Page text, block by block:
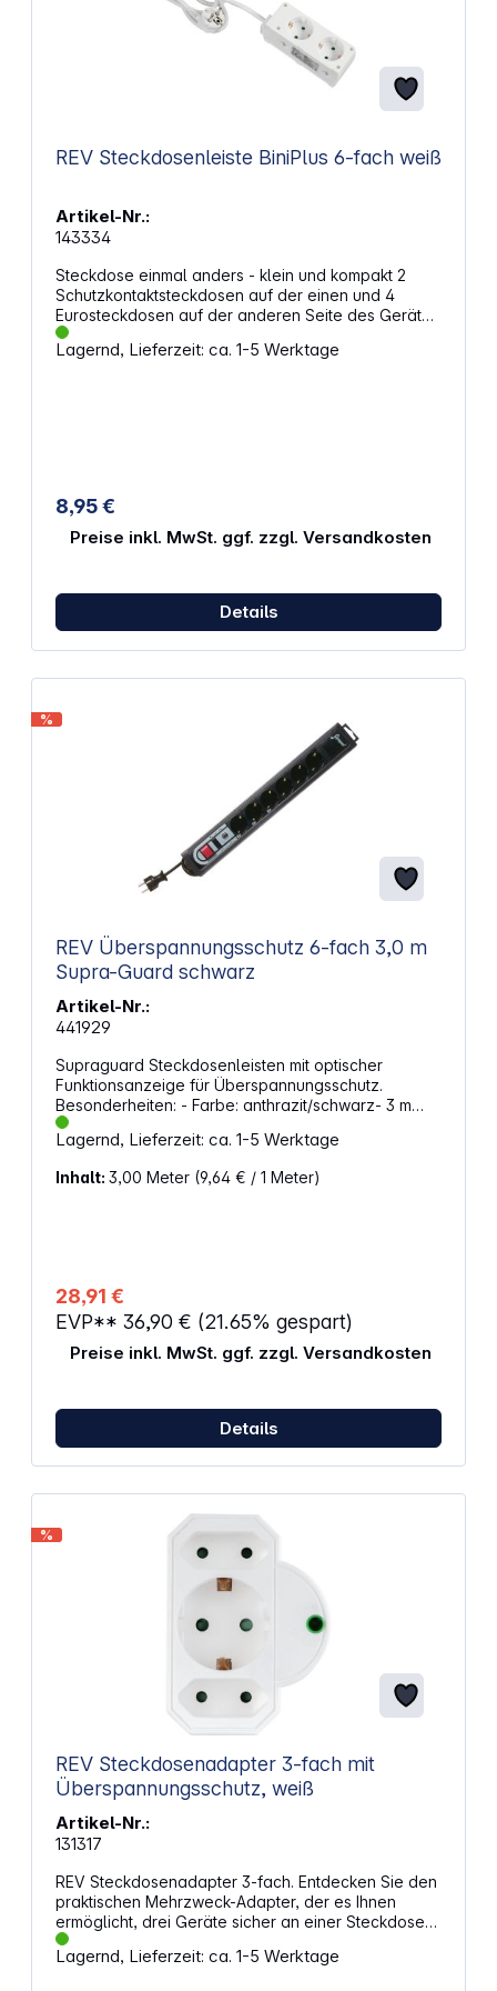
REV Steckdosenleiste BiniPlus 6-fach weiß
Artikel-Nr.:
143334
Steckdose einmal anders - klein und kompakt 2
Schutzkontaktsteckdosen auf der einen und 4
Eurosteckdosen auf der anderen Seite des Gerätes
6 Steckdosen auf engstem Raum Zuleitung 1,4 m,
H05VV-F 3G1,5 mm² 2 x 16 A + 4 x 2,5 A 230 V~, 16
Lagernd, Lieferzeit: ca. 1-5 Werktage
8,95 €
Preise inkl. MwSt. ggf. zzgl. Versandkosten
Details
%
REV Überspannungsschutz 6-fach 3,0 m
Supra-Guard schwarz
Artikel-Nr.:
441929
Supraguard Steckdosenleisten mit optischer
Funktionsanzeige für Überspannungsschutz.
Besonderheiten: - Farbe: anthrazit/schwarz- 3 m
Zuleitung H05VV-F 3G1,5- LxBxH: ca. 460 x 67 x
43mm- Gewicht ca. 850 g- Geprüft gemäß Typ 3 /III-
Überspannung- Die restlichen Steckdosen bleiben
Lagernd, Lieferzeit: ca. 1-5 Werktage
Inhalt: 3,00 Meter (9,64 € / 1 Meter)
28,91 €
EVP** 36,90 € (21.65% gespart)
Preise inkl. MwSt. ggf. zzgl. Versandkosten
Details
%
REV Steckdosenadapter 3-fach mit
Überspannungsschutz, weiß
Artikel-Nr.:
131317
REV Steckdosenadapter 3-fach. Entdecken Sie den
praktischen Mehrzweck-Adapter, der es Ihnen
ermöglicht, drei Geräte sicher an einer Steckdose
anzuschließen. Diese innovative Lösung schützt Ihre
wertvollen Elektrogeräte effizient vor Schäden
Lagernd, Lieferzeit: ca. 1-5 Werktage